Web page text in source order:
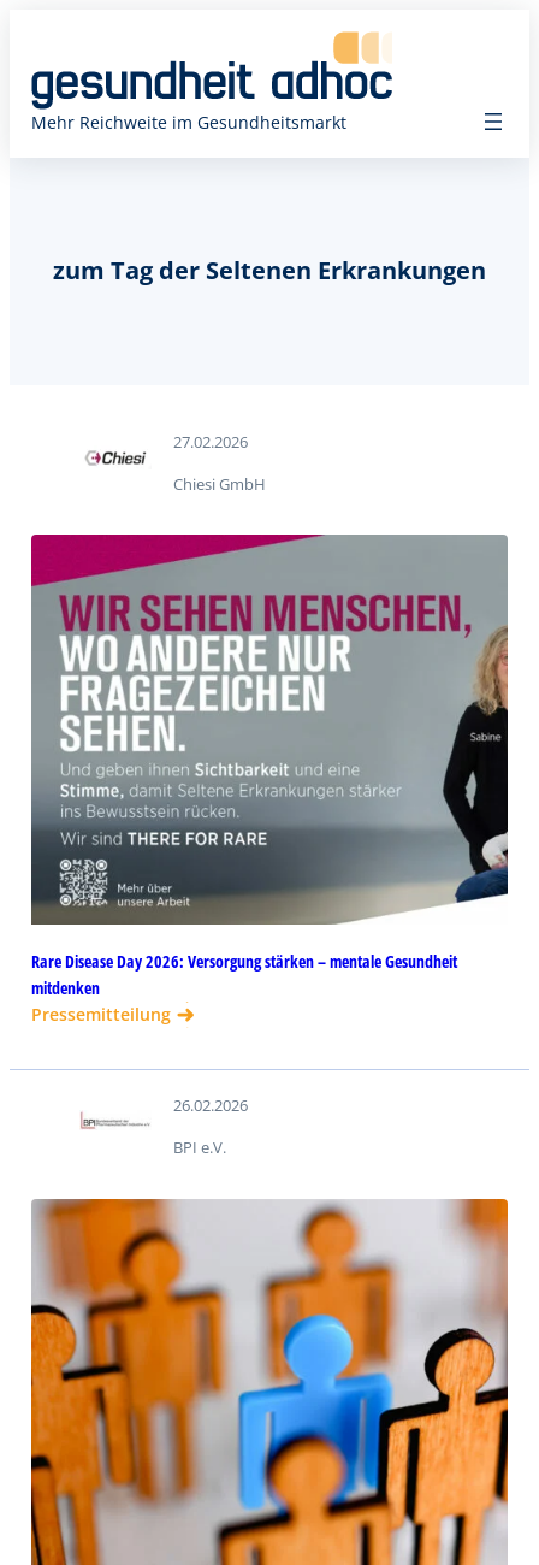
Mehr Reichweite im Gesundheitsmarkt
zum Tag der Seltenen Erkrankungen
27.02.2026
Chiesi GmbH
Rare Disease Day 2026: Versorgung stärken – mentale Gesundheit
mitdenken
Pressemitteilung
26.02.2026
BPI e.V.